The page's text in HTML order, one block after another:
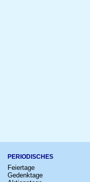
PERIODISCHES
Feiertage
Gedenktage